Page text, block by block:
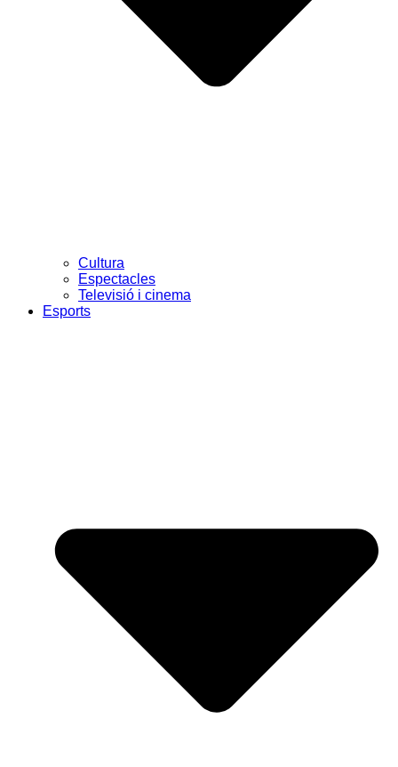
Cultura
Espectacles
Televisió i cinema
Esports